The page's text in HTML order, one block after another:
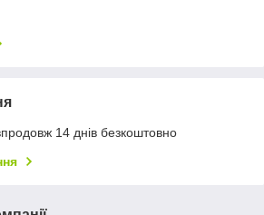
14 днів безкоштовно